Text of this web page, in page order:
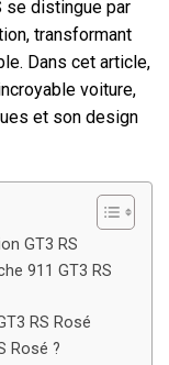
se distingue par
transformant
Dans cet article,
voiture,
et son design
GT3 RS
911 GT3 RS
RS Rosé
Rosé ?